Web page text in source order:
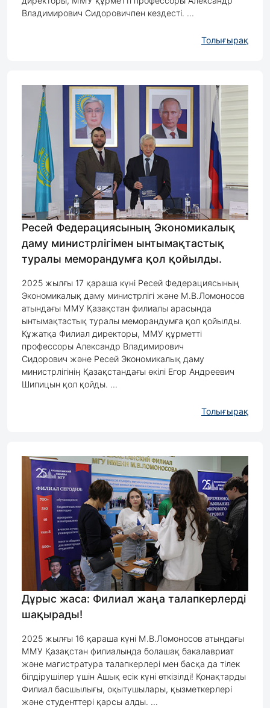
Владимирович Сидоровичпен кездесті. ...
Толығырақ
Ресей Федерациясының Экономикалық
даму министрлігімен ынтымақтастық
туралы меморандумға қол қойылды.
2025 жылғы 17 қараша күні Ресей Федерациясының
Экономикалық даму министрлігі және М.В.Ломоносов
атындағы ММУ Қазақстан филиалы арасында
ынтымақтастық туралы меморандумға қол қойылды.
Құжатқа Филиал директоры, ММУ құрметті
профессоры Александр Владимирович
Сидорович және Ресей Экономикалық даму
министрлігінің Қазақстандағы өкілі Егор Андреевич
Шипицын қол қойды. ...
Толығырақ
Дұрыс жаса: Филиал жаңа талапкерлерді
шақырады!
2025 жылғы 16 қараша күні М.В.Ломоносов атындағы
ММУ Қазақстан филиалында болашақ бакалавриат
және магистратура талапкерлері мен басқа да тілек
білдірушілер үшін Ашық есік күні өткізілді! Қонақтарды
Филиал басшылығы, оқытушылары, қызметкерлері
және студенттері қарсы алды. ...